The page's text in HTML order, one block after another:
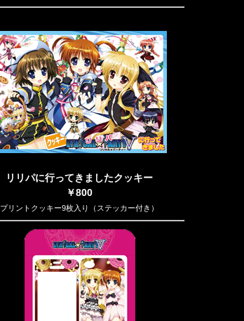
リリパに行ってきましたクッキー
￥800
プリントクッキー9枚入り（ステッカー付き）